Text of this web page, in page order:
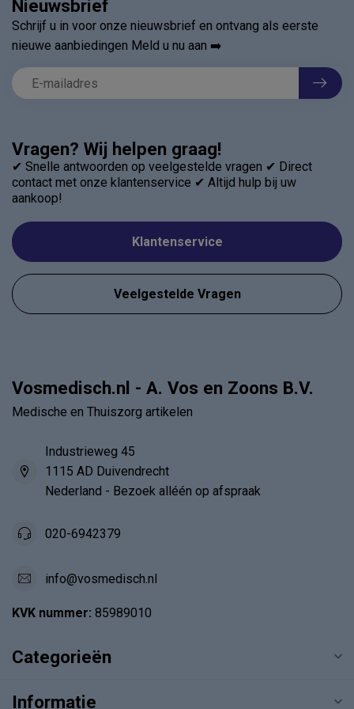
Vragen? Wij helpen graag!
✔ Snelle antwoorden op veelgestelde vragen ✔ Direct
contact met onze klantenservice ✔ Altijd hulp bij uw
aankoop!
Klantenservice
Veelgestelde Vragen
Nieuwsbrief
Schrijf u in voor onze nieuwsbrief en ontvang als eerste
nieuwe aanbiedingen Meld u nu aan ➡️
Vosmedisch.nl - A. Vos en Zoons B.V.
Medische en Thuiszorg artikelen
Industrieweg 45
1115 AD Duivendrecht
Nederland - Bezoek alléén op afspraak
020-6942379
info@vosmedisch.nl
KVK nummer: 85989010
Categorieën
Informatie